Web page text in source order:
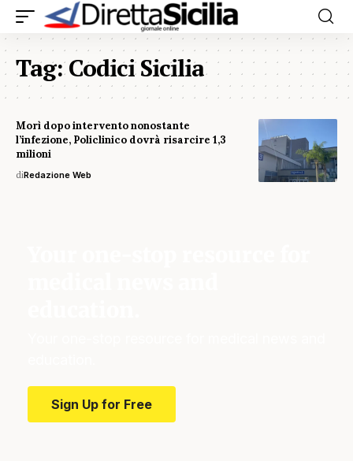
Tag:Codici Sicilia
Morì dopo intervento nonostante
l’infezione, Policlinico dovrà risarcire 1,3
milioni
diRedazione Web
Sign Up for Free